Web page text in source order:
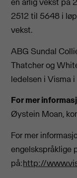
en årlig vekst på
2512 til 5648 i
vekst.
ABG Sundal
Thatcher og
ledelsen i Visma
For mer
Øystein Moan,
For mer
engelskspråklige
på:http://